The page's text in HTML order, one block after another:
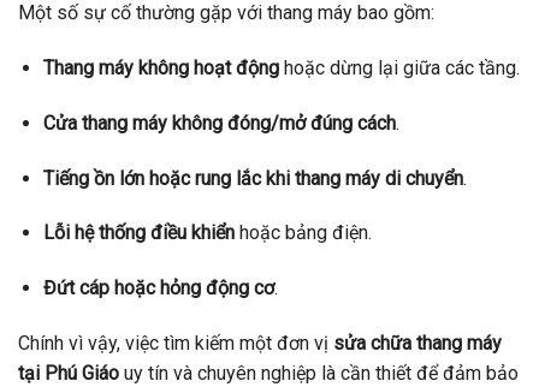
Một số sự cố thường gặp với thang máy bao gồm:
Thang máy không hoạt độnghoặc dừng lại giữa các tầng.
Cửa thang máy không đóng/mở đúng cách.
Tiếng ồn lớn hoặc rung lắc khi thang máy di chuyển.
Lỗi hệ thống điều khiểnhoặc bảng điện.
Đứt cáp hoặc hỏng động cơ.
Chính vì vậy, việc tìm kiếm một đơn vị sửa chữa thang máy
tại Phú Giáo uy tín và chuyên nghiệp là cần thiết để đảm bảo